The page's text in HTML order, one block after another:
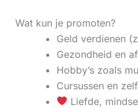
Wat kun je promoten?
Geld verdienen
Gezondheid en
Hobby’s zoals
Cursussen en
Liefde,